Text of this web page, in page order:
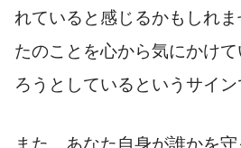
れていると感じるかもしれ
たのことを心から気にかけ
ろうとしているというサイン
また、あなた自身が誰かを